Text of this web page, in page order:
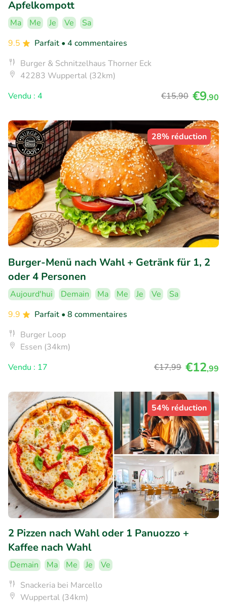
Apfelkompott
Ma Me Je Ve
Sa
9.5
Parfait • 4 commentaires
Burger & Schnitzelhaus Thorner Eck
42283 Wuppertal (32km)
Vendu : 4
€15,90 €9,90
28% réduction
Burger-Menü nach Wahl + Getränk für 1, 2
oder 4 Personen
Aujourd'hui Demain Ma Me Je Ve
Sa
9.9
Parfait • 8 commentaires
Burger Loop
Essen (34km)
Vendu : 17
€17,99 €12,99
54% réduction
2 Pizzen nach Wahl oder 1 Panuozzo +
Kaffee nach Wahl
Demain Ma Me Je
Ve
Snackeria bei Marcello
Wuppertal (34km)